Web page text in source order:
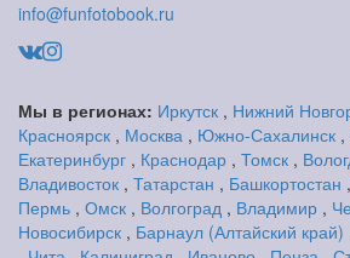
info@funfotobook.ru
Мы в регионах: Иркутск , Нижний
Красноярск , Москва , Южно-Сахалинск ,
Екатеринбург , Краснодар , Томск ,
Владивосток , Татарстан , Башкортостан ,
Пермь , Омск , Волгоград , Владимир ,
Новосибирск , Барнаул (Алтайский край)